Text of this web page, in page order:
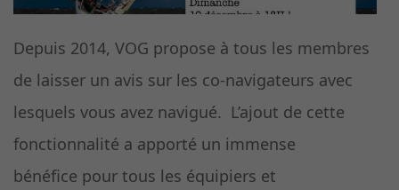
Depuis 2014, VOG propose à tous les membres
de laisser un avis sur les co-navigateurs avec
lesquels vous avez navigué. L’ajout de cette
fonctionnalité a apporté un immense
bénéfice pour tous les équipiers et